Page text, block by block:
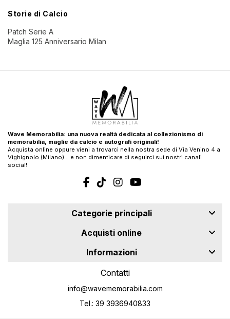
Storie di Calcio
Patch Serie A
Maglia 125 Anniversario Milan
Wave Memorabilia: una nuova realtà dedicata al collezionismo di
memorabilia, maglie da calcio e autografi originali!
Acquista online oppure vieni a trovarci nella nostra sede di Via Venino 4 a
Vighignolo (Milano)… e non dimenticare di seguirci sui nostri canali
social!
Categorie principali
Acquisti online
Informazioni
Contatti
info@wavememorabilia.com
Tel.: 39 3936940833